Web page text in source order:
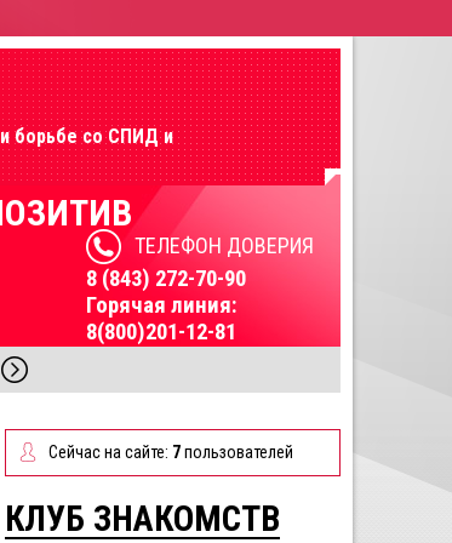
и борьбе со СПИД и
ТЕЛЕФОН ДОВЕРИЯ
8 (843) 272-70-90
Горячая линия:
8(800)201-12-81
Сейчас на сайте: 7пользователей
КЛУБ ЗНАКОМСТВ